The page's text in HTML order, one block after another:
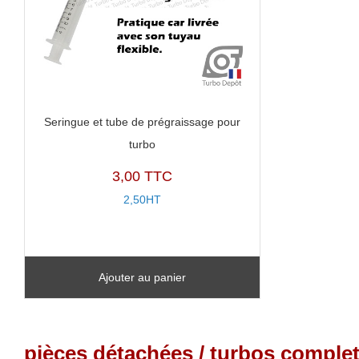
Seringue et tube de prégraissage pour
turbo
3,00 TTC
2,50HT
Ajouter au panier
pièces détachées / turbos